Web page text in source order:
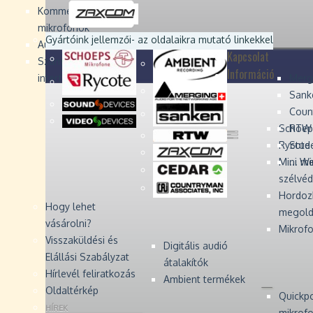
Kommentátor-
mikrofonok
Audio Monitors
Számítógépes audió
interfész
Rycote
Mini
Digitális audió
átalakítók
Ambient termékek
...
Devices
Devices
Zaxcom
Zaxcom
Gyártóink jellemzői- az oldalaikra mutató linkekkel
Kapcsolat
Információ
Hogy lehet
vásárolni?
Visszaküldési és
Elállási Szabályzat
Hírlevél feliratkozás
Oldaltérkép
HÍREK